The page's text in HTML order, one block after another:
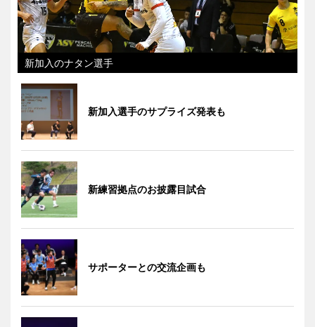
新加入のナタン選手
新加入選手のサプライズ発表も
新練習拠点のお披露目試合
サポーターとの交流企画も